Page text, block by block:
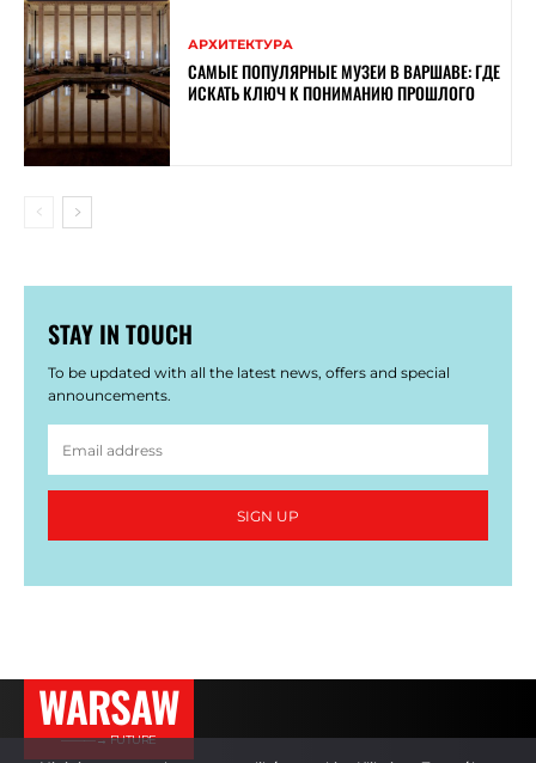
АРХИТЕКТУРА
САМЫЕ ПОПУЛЯРНЫЕ МУЗЕИ В ВАРШАВЕ: ГДЕ
ИСКАТЬ КЛЮЧ К ПОНИМАНИЮ ПРОШЛОГО
STAY IN TOUCH
To be updated with all the latest news, offers and special
announcements.
SIGN UP
WARSAW
———→ FUTURE